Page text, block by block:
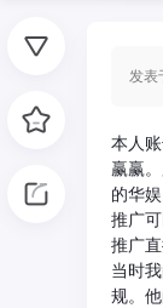
发表
本人
赢赢
的华
推广
推广
当时
规。